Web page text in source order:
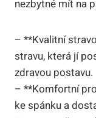
nezbytné mít na
– **Kvalitní
stravu, která jí
zdravou postavu.
– **Komfortní
ke spánku a